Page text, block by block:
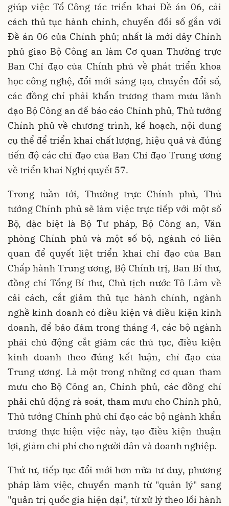
giúp việc Tổ Công tác triển khai Đề án 06, cải
cách thủ tục hành chính, chuyển đổi số gắn với
Đề án 06 của Chính phủ; nhất là mới đây Chính
phủ giao Bộ Công an làm Cơ quan Thường trực
Ban Chỉ đạo của Chính phủ về phát triển khoa
học công nghệ, đổi mới sáng tạo, chuyển đổi số,
các đồng chí phải khẩn trương tham mưu lãnh
đạo Bộ Công an để báo cáo Chính phủ, Thủ tướng
Chính phủ về chương trình, kế hoạch, nội dung
cụ thể để triển khai chất lượng, hiệu quả và đúng
tiến độ các chỉ đạo của Ban Chỉ đạo Trung ương
về triển khai Nghị quyết 57.
Trong tuần tới, Thường trực Chính phủ, Thủ
tướng Chính phủ sẽ làm việc trực tiếp với một số
Bộ, đặc biệt là Bộ Tư pháp, Bộ Công an, Văn
phòng Chính phủ và một số bộ, ngành có liên
quan để quyết liệt triển khai chỉ đạo của Ban
Chấp hành Trung ương, Bộ Chính trị, Ban Bí thư,
đồng chí Tổng Bí thư, Chủ tịch nước Tô Lâm về
cải cách, cắt giảm thủ tục hành chính, ngành
nghề kinh doanh có điều kiện và điều kiện kinh
doanh, để bảo đảm trong tháng 4, các bộ ngành
phải chủ động cắt giảm các thủ tục, điều kiện
kinh doanh theo đúng kết luận, chỉ đạo của
Trung ương. Là một trong những cơ quan tham
mưu cho Bộ Công an, Chính phủ, các đồng chí
phải chủ động rà soát, tham mưu cho Chính phủ,
Thủ tướng Chính phủ chỉ đạo các bộ ngành khẩn
trương thực hiện việc này, tạo điều kiện thuận
lợi, giảm chi phí cho người dân và doanh nghiệp.
Thứ tư, tiếp tục đổi mới hơn nữa tư duy, phương
pháp làm việc, chuyển mạnh từ "quản lý" sang
"quản trị quốc gia hiện đại", từ xử lý theo lối hành